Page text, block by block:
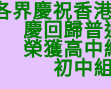
界慶祝香
慶回歸普
榮獲高中
初中